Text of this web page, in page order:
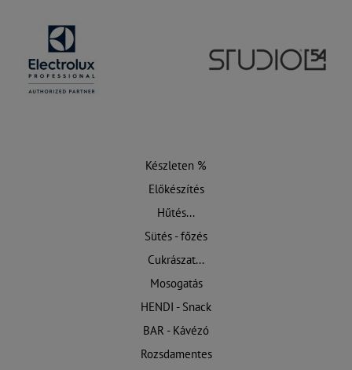
Készleten %
Előkészítés
Hűtés...
Sütés - főzés
Cukrászat...
Mosogatás
HENDI - Snack
BAR - Kávézó
Rozsdamentes